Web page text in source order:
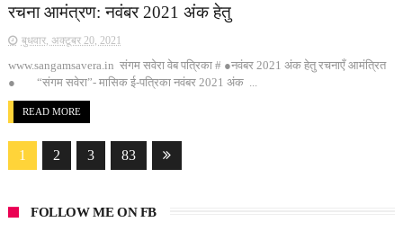
रचना आमंत्रण: नवंबर 2021 अंक हेतु
बुधवार, अक्टूबर 20, 2021
www.sangamsavera.in संगम सवेरा वेब पत्रिका # ●नवंबर 2021 अंक हेतु रचनाएँ आमंत्रित
● “संगम सवेरा”- मासिक ई-पत्रिका नवंबर 2021 अंक ...
READ MORE
1 2 3 83
FOLLOW ME ON FB